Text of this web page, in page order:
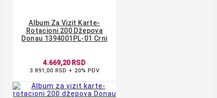
Album Za Vizit Karte-
Rotacioni 200 Džepova
Donau 1394001PL-01 Crni
4.669,20 RSD
3.891,00 RSD + 20% PDV